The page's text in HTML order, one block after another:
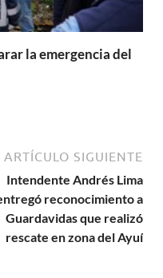
la emergencia del
ARTÍCULO SIGUIENTE
Intendente Andrés Lima
reconocimiento a
Guardavidas que realizó
rescate en zona del Ayuí